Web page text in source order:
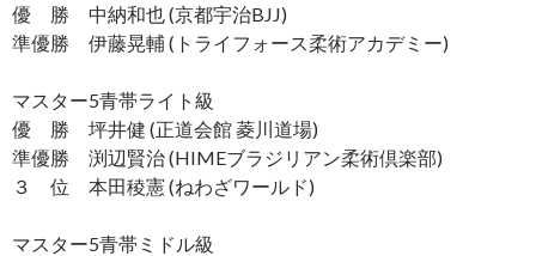
優 勝 中納和也 (京都宇治BJJ)
準優勝 伊藤晃輔 (トライフォース柔術アカデミー)
マスター5青帯ライト級
優 勝 坪井健 (正道会館 菱川道場)
準優勝 渕辺賢治 (HIMEブラジリアン柔術倶楽部)
３ 位 本田稜憲 (ねわざワールド)
マスター5青帯ミドル級